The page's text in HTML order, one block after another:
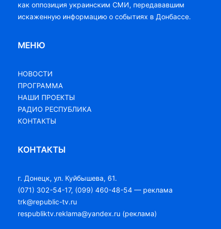
как оппозиция украинским СМИ, передававшим
искаженную информацию о событиях в Донбассе.
МЕНЮ
НОВОСТИ
ПРОГРАММА
НАШИ ПРОЕКТЫ
РАДИО РЕСПУБЛИКА
КОНТАКТЫ
КОНТАКТЫ
г. Донецк, ул. Куйбышева, 61.
(071) 302-54-17, (099) 460-48-54 — реклама
trk@republic-tv.ru
respubliktv.reklama@yandex.ru (реклама)